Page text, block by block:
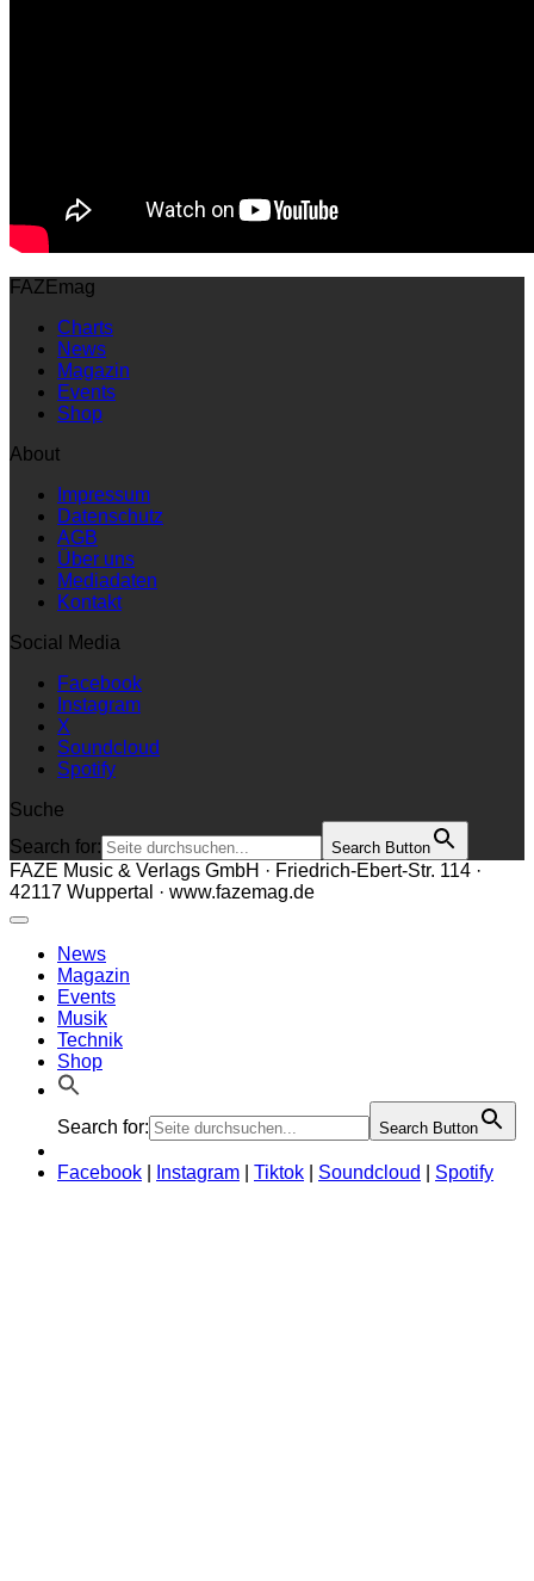
FAZEmag
Charts
News
Magazin
Events
Shop
About
Impressum
Datenschutz
AGB
Über uns
Mediadaten
Kontakt
Social Media
Facebook
Instagram
X
Soundcloud
Spotify
Suche
Search for:
Search Button
FAZE Music & Verlags GmbH · Friedrich-Ebert-Str. 114 ·
42117 Wuppertal · www.fazemag.de
News
Magazin
Events
Musik
Technik
Shop
Search for: Search Button
Facebook Instagram Tiktok Soundcloud Spotify